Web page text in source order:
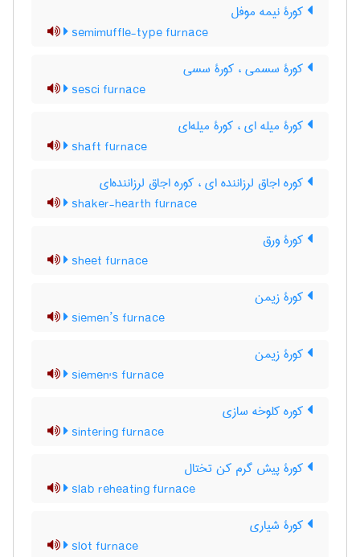
کورۀ نیمه موفل
semimuffle-type furnace
کورۀ سسمی ، کورۀ سسی
sesci furnace
کورۀ میله ای ، کورۀ میله‌ای
shaft furnace
کوره اجاق لرزاننده ای ، کوره اجاق لرزاننده‌ای
shaker-hearth furnace
کورۀ ورق
sheet furnace
کورۀ زیمن
siemen’s furnace
کورۀ زیمن
siemen's furnace
کوره کلوخه سازی
sintering furnace
کورۀ پیش گرم کن تختال
slab reheating furnace
کورۀ شیاری
slot furnace